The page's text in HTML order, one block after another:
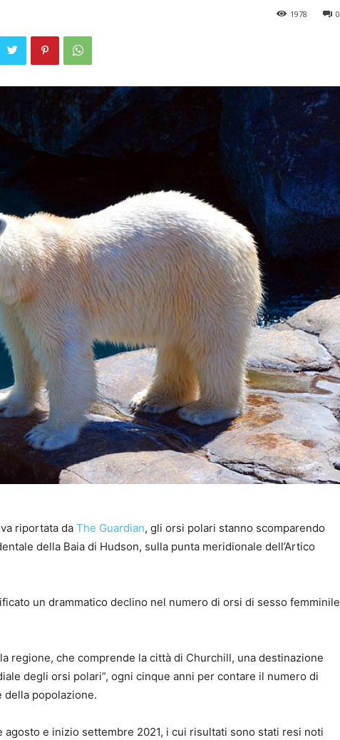
0
1978
riportata da The Guardian, gli orsi polari stanno scomparendo
della Baia di Hudson, sulla punta meridionale dell’Artico
un drammatico declino nel numero di orsi di sesso femminile
regione, che comprende la città di Churchill, una destinazione
degli orsi polari”, ogni cinque anni per contare il numero di
popolazione.
agosto e inizio settembre 2021, i cui risultati sono stati resi noti